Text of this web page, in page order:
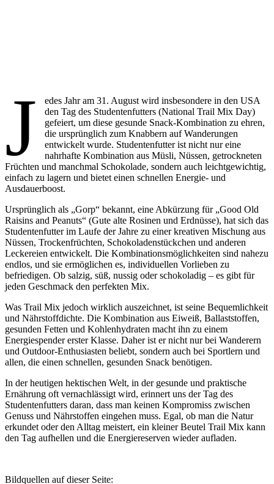
J
edes Jahr am 31. August wird insbesondere in den USA
den Tag des Studentenfutters (National Trail Mix Day)
gefeiert, um diese gesunde Snack-Kombination zu ehren,
die ursprünglich zum Knabbern auf Wanderungen
entwickelt wurde. Studentenfutter ist nicht nur eine
nahrhafte Kombination aus Müsli, Nüssen, getrockneten
Früchten und manchmal Schokolade, sondern auch leichtgewichtig,
einfach zu lagern und bietet einen schnellen Energie- und
Ausdauerboost.
Ursprünglich als „Gorp“ bekannt, eine Abkürzung für „Good Old
Raisins and Peanuts“ (Gute alte Rosinen und Erdnüsse), hat sich das
Studentenfutter im Laufe der Jahre zu einer kreativen Mischung aus
Nüssen, Trockenfrüchten, Schokoladenstückchen und anderen
Leckereien entwickelt. Die Kombinationsmöglichkeiten sind nahezu
endlos, und sie ermöglichen es, individuellen Vorlieben zu
befriedigen. Ob salzig, süß, nussig oder schokoladig – es gibt für
jeden Geschmack den perfekten Mix.
Was Trail Mix jedoch wirklich auszeichnet, ist seine Bequemlichkeit
und Nährstoffdichte. Die Kombination aus Eiweiß, Ballaststoffen,
gesunden Fetten und Kohlenhydraten macht ihn zu einem
Energiespender erster Klasse. Daher ist er nicht nur bei Wanderern
und Outdoor-Enthusiasten beliebt, sondern auch bei Sportlern und
allen, die einen schnellen, gesunden Snack benötigen.
In der heutigen hektischen Welt, in der gesunde und praktische
Ernährung oft vernachlässigt wird, erinnert uns der Tag des
Studentenfutters daran, dass man keinen Kompromiss zwischen
Genuss und Nährstoffen eingehen muss. Egal, ob man die Natur
erkundet oder den Alltag meistert, ein kleiner Beutel Trail Mix kann
den Tag aufhellen und die Energiereserven wieder aufladen.
Bildquellen auf dieser Seite: